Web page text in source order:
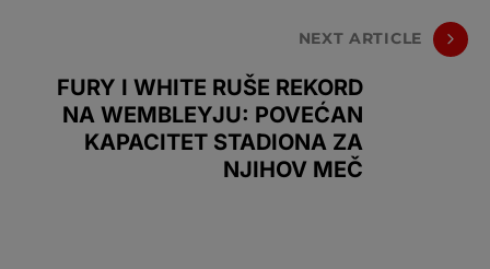
NEXT ARTICLE
FURY I WHITE RUŠE REKORD
NA WEMBLEYJU: POVEĆAN
KAPACITET STADIONA ZA
NJIHOV MEČ